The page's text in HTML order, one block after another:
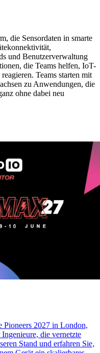
die Sensordaten in smarte
und Benutzerverwaltung
die Teams helfen, IoT-
Teams starten mit
zu Anwendungen, die
ohne dabei neu
Pioneers 2027 in London,
die vernetzte
Stand und erfahren Sie,